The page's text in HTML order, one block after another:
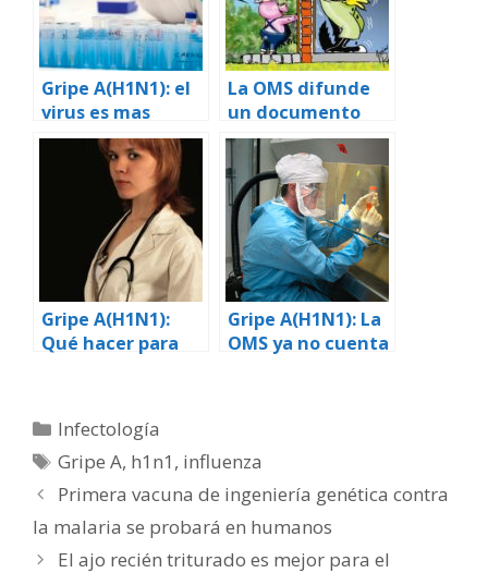
Gripe A(H1N1): el
virus es mas
peligroso de lo
que se presuponía
La OMS difunde
un documento
para explicar
distintos
aspectos de la
Gripe A (H1N1)
Gripe A(H1N1):
Qué hacer para
Gripe A(H1N1): La
OMS ya no cuenta
Categorías
Infectología
Etiquetas
Gripe A, h1n1 , influenza
Primera vacuna de ingeniería genética contra
la malaria se probará en humanos
El ajo recién triturado es mejor para el